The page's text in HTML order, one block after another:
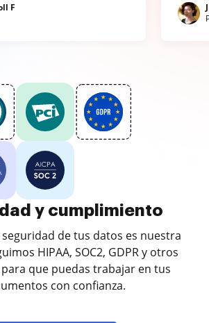
F
y cumplimiento
seguridad de tus datos es nuestra
HIPAA, SOC2, GDPR y otros
que puedas trabajar en tus
con confianza.